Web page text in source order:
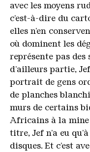
avec les moyens
c’est-à-dire du
elles n’en
où dominent les
représente pas
d’ailleurs partie,
portrait de gens
de planches
murs de certains
Africains à la mine
titre, Jef n’a eu
disques. Et c’est